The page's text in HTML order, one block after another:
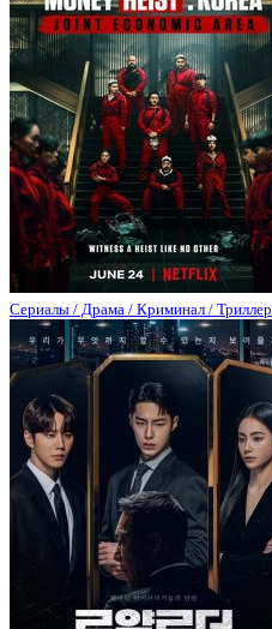
Сериалы / Драма / Криминал / Триллер